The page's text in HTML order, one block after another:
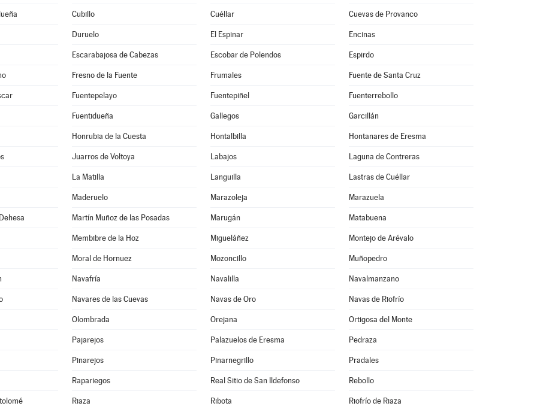
Cubillo Cuéllar Cuevas de Provanco
Duruelo El Espinar Encinas
Escarabajosa de Cabezas Escobar de Polendos Espirdo
Fresno de la Fuente Frumales Fuente de Santa Cruz
Fuentepelayo Fuentepiñel Fuenterrebollo
Fuentidueña Gallegos Garcillán
Honrubia de la Cuesta Hontalbilla Hontanares de Eresma
Juarros de Voltoya Labajos Laguna de Contreras
La Matilla Languilla Lastras de Cuéllar
Maderuelo Marazoleja Marazuela
Martín Muñoz de las Posadas Marugán Matabuena
Membibre de la Hoz Migueláñez Montejo de Arévalo
Moral de Hornuez Mozoncillo Muñopedro
Navafría Navalilla Navalmanzano
Navares de las Cuevas Navas de Oro Navas de Riofrío
Olombrada Orejana Ortigosa del Monte
Pajarejos Palazuelos de Eresma Pedraza
Pinarejos Pinarnegrillo Pradales
Rapariegos Real Sitio de San Ildefonso Rebollo
Riaza Ribota Riofrío de Riaza